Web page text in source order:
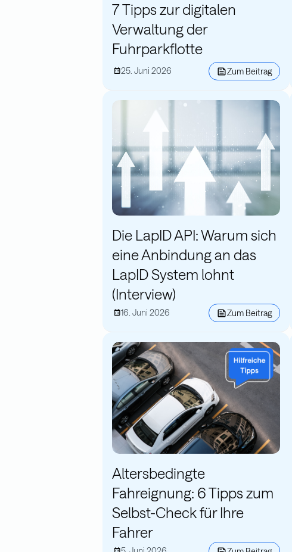
7 Tipps zur digitalen
Verwaltung der
Fuhrparkflotte
25. Juni 2026 Zum Beitrag
Die LapID API: Warum sich
eine Anbindung an das
LapID System lohnt
(Interview)
16. Juni 2026 Zum Beitrag
Altersbedingte
Fahreignung: 6 Tipps zum
Selbst-Check für Ihre
Fahrer